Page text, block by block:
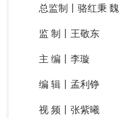
总监制丨骆红秉 魏
监 制丨王敬东
主 编丨李璇
编 辑丨孟利铮
视 频丨张紫曦